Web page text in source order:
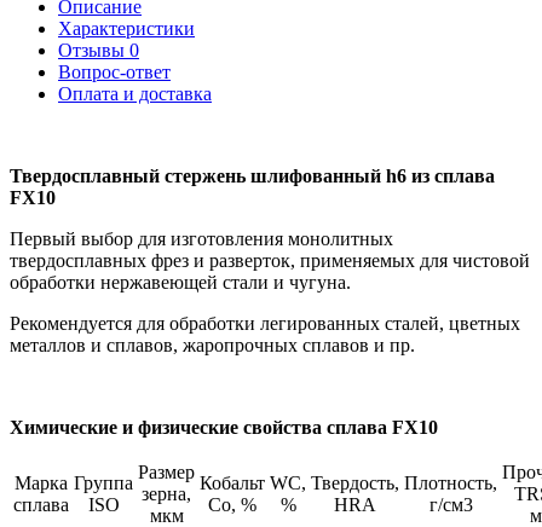
Описание
Характеристики
Отзывы 0
Вопрос-ответ
Оплата и доставка
Твердосплавный стержень шлифованный h6 из сплава
FX10
Первый выбор для изготовления монолитных
твердосплавных фрез и разверток, применяемых для чистовой
обработки нержавеющей стали и чугуна.
Рекомендуется для обработки легированных сталей, цветных
металлов и сплавов, жаропрочных сплавов и пр.
Химические и физические свойства сплава FX10
Марка
сплава
Группа
ISO
Размер
зерна,
мкм
Кобальт
Co, %
WC,
%
Твердость,
HRA
Плотность,
г/см3